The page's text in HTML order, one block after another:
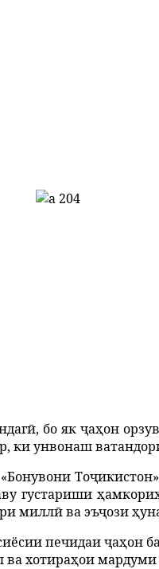
ӣ, бо як ҷаҳон
ки унвонаш
«Бонувони Тоҷикистон»
густариши ҳамкори
миллӣваэъҷозиҳ
печидаиҷаҳон
вахотираҳоимардуми